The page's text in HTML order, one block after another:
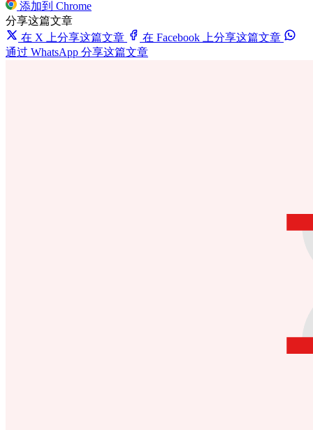
添加到 Chrome
分享这篇文章
在 X 上分享这篇文章
在 Facebook 上分享这篇文章
通过 WhatsApp 分享这篇文章